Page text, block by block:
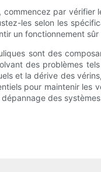
par
les selon les
un fonctionnement
sont des
des problèmes
et la dérive des
pour maintenir
des